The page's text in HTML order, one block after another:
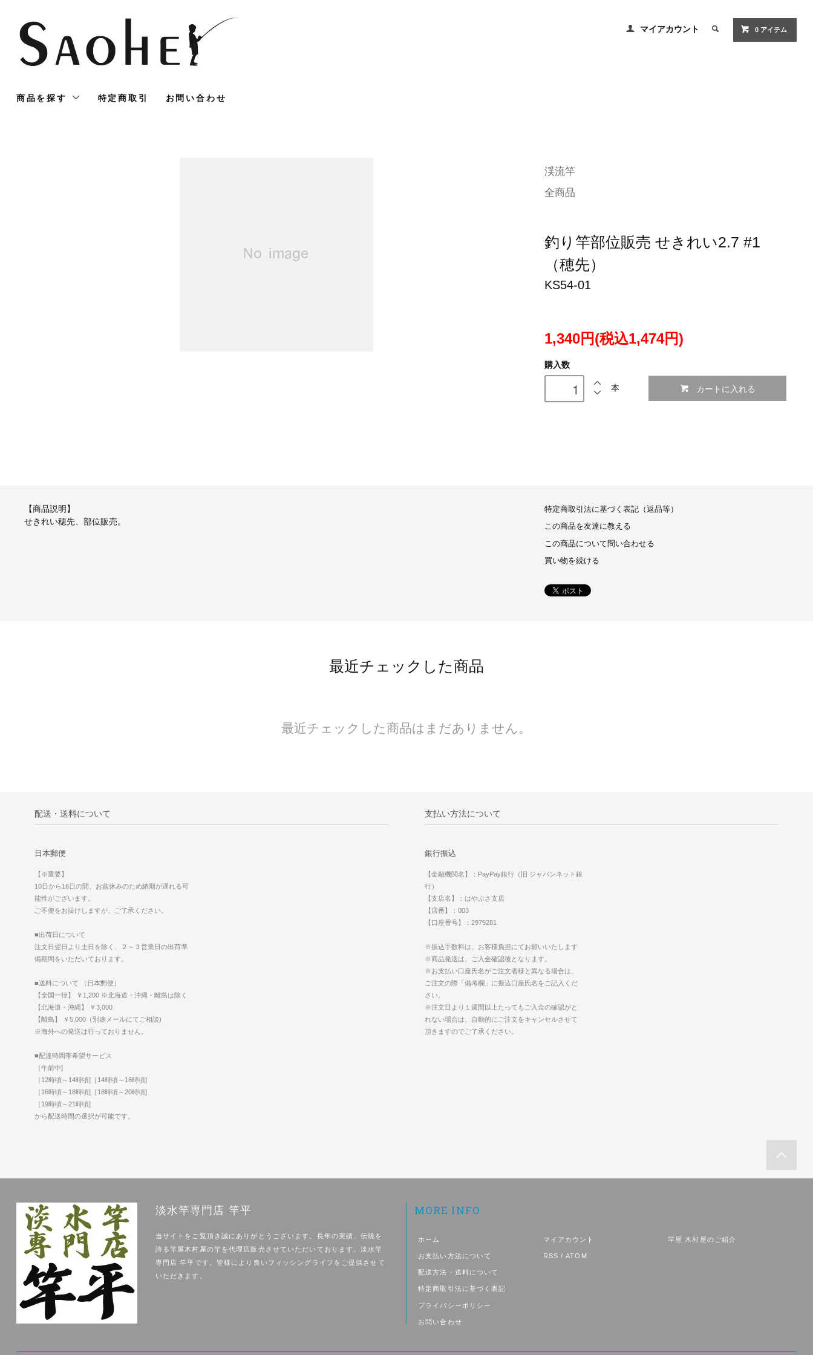
マイアカウント 0 アイテム
商品を探す 特定商取引 お問い合わせ
渓流竿
全商品
釣り竿部位販売 せきれい2.7 #1
（穂先）
KS54-01
1,340円(税込1,474円)
購入数
本 カートに入れる
【商品説明】
せきれい穂先、部位販売。
特定商取引法に基づく表記（返品等）
この商品を友達に教える
この商品について問い合わせる
買い物を続ける
最近チェックした商品
最近チェックした商品はまだありません。
配送・送料について
日本郵便
【※重要】
10日から16日の間、お盆休みのため納期が遅れる可
能性がございます。
ご不便をお掛けしますが、ご了承ください。
■出荷日について
注文日翌日より土日を除く、２～３営業日の出荷準
備期間をいただいております。
■送料について （日本郵便）
【全国一律】 ￥1,200 ※北海道・沖縄・離島は除く
【北海道・沖縄】 ￥3,000
【離島】 ￥5,000（別途メールにてご相談)
※海外への発送は行っておりません。
■配達時間帯希望サービス
［午前中]
［12時頃～14時頃]［14時頃～16時頃]
［16時頃～18時頃]［18時頃～20時頃]
［19時頃～21時頃]
から配送時間の選択が可能です。
支払い方法について
銀行振込
【金融機関名】：PayPay銀行（旧 ジャパンネット銀
行）
【支店名】：はやぶさ支店
【店番】：003
【口座番号】：2979281
※振込手数料は、お客様負担にてお願いいたします
※商品発送は、ご入金確認後となります。
※お支払い口座氏名がご注文者様と異なる場合は、
ご注文の際「備考欄」に振込口座氏名をご記入くだ
さい。
※注文日より１週間以上たってもご入金の確認がと
れない場合は、自動的にご注文をキャンセルさせて
頂きますのでご了承ください。
淡水竿専門店 竿平
当サイトをご覧頂き誠にありがとうございます。長年の実績、伝統を
誇る竿屋木村屋の竿を代理店販売させていただいております。淡水竿
専門店 竿平です。皆様により良いフィッシングライフをご提供させて
いただきます。
MORE INFO
ホーム
お支払い方法について
配送方法・送料について
特定商取引法に基づく表記
プライバシーポリシー
お問い合わせ
マイアカウント
RSS /ATOM
竿屋 木村屋のご紹介